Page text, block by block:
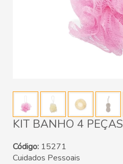
KIT BANHO 4 PEÇAS
Código: 15271
Cuidados Pessoais